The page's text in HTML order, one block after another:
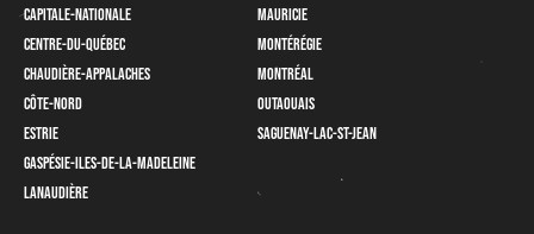
Capitale-Nationale
Centre-du-Québec
Chaudière-Appalaches
Côte-Nord
Estrie
Gaspésie-iles-de-la-Madeleine
Lanaudière
Mauricie
Montérégie
Montréal
Outaouais
Saguenay-Lac-St-Jean